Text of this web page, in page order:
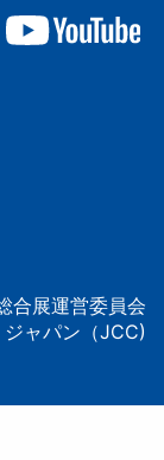
合展運営委員会
ャパン（JCC)